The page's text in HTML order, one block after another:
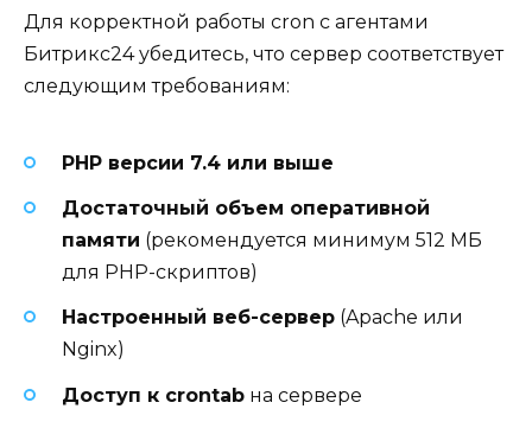
Для корректной работы cron с агентами
Битрикс24 убедитесь, что сервер соответствует
следующим требованиям:
PHP версии 7.4 или выше
Достаточный объем оперативной
памяти (рекомендуется минимум 512 МБ
для PHP-скриптов)
Настроенный веб-сервер (Apache или
Nginx)
Доступ к crontab на сервере